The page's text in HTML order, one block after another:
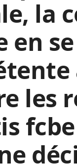
la
en
les